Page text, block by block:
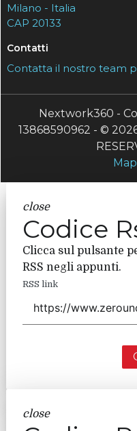
Milano - Italia
CAP 20133
Contatti
Contatta il nostro team
Nextwork360 -
13868590962 - ©
close
Codice
Clicca sul pulsante
RSS negli appunti.
RSS link
close